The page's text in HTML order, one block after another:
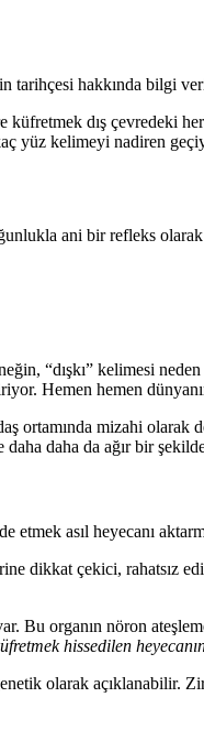
tarihçesi hakkında bilgi
dış çevredeki
yüz kelimeyi nadiren
ani bir refleks
“dışkı” kelimesi
Hemen hemen
ortamında mizahi
daha da ağır bir
asıl heyecanı
dikkat çekici, rahatsız
Bu organın nöron
hissedilen
olarak açıklanabilir.